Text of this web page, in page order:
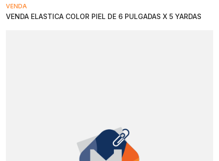
VENDA
VENDA ELASTICA COLOR PIEL DE 6 PULGADAS X 5 YARDAS